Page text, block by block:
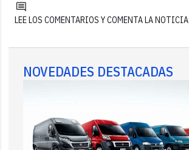
LEE LOS COMENTARIOS Y COMENTA LA NOTICIA
NOVEDADES DESTACADAS